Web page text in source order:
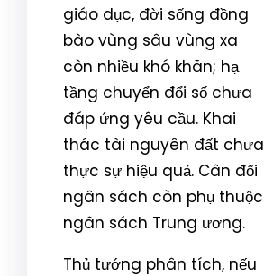
giáo dục, đời sống đồng
bào vùng sâu vùng xa
còn nhiều khó khăn; hạ
tầng chuyển đổi số chưa
đáp ứng yêu cầu. Khai
thác tài nguyên đất chưa
thực sự hiệu quả. Cân đối
ngân sách còn phụ thuộc
ngân sách Trung ương.
Thủ tướng phân tích, nếu